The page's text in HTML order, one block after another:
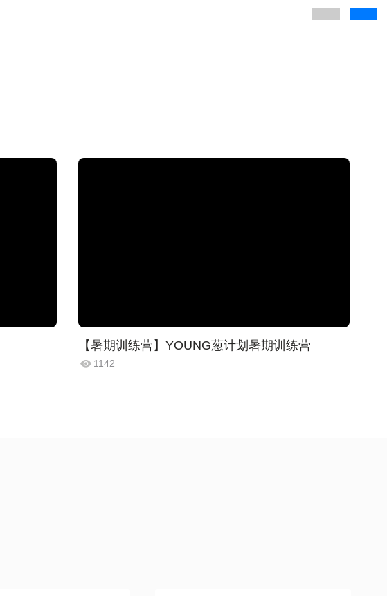
【暑期训练营】YOUNG葱计划暑期训练营
1142